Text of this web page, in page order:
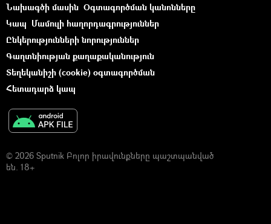
Նախագծի մասին Օգտագործման կանոնները
Կապ Մամուլի հաղորդագրություններ
Ընկերությունների նորություններ
Գաղտնիության քաղաքականություն
Տեղեկանիշի (cookie) օգտագործման
Հետադարձ կապ
© 2026 Sputnik Բոլոր իրավունքները պաշտպանված
են. 18+